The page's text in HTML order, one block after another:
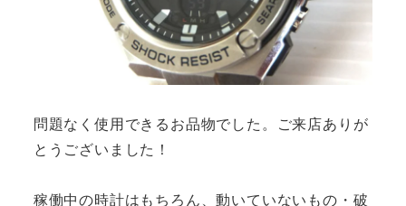
問題なく使用できるお品物でした。ご来店ありが
とうございました！
稼働中の時計はもちろん、動いていないもの・破